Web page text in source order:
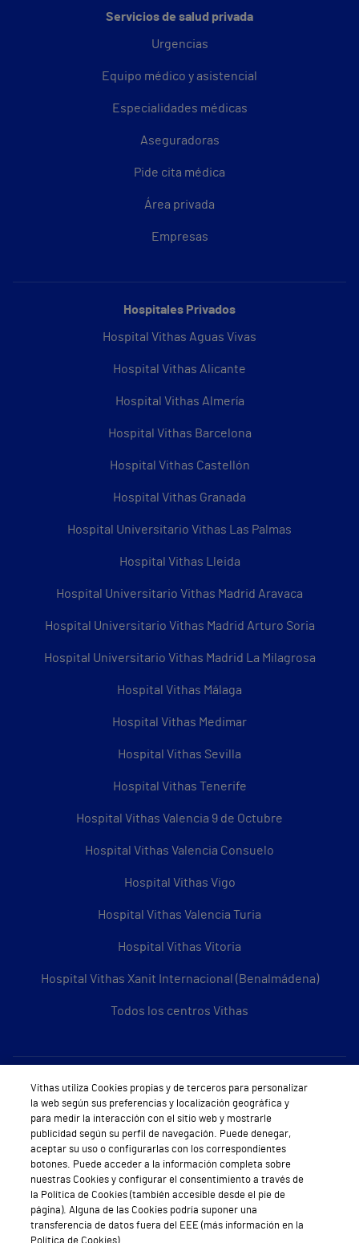
Servicios de salud privada
Urgencias
Equipo médico y asistencial
Especialidades médicas
Aseguradoras
Pide cita médica
Área privada
Empresas
Hospitales Privados
Hospital Vithas Aguas Vivas
Hospital Vithas Alicante
Hospital Vithas Almería
Hospital Vithas Barcelona
Hospital Vithas Castellón
Hospital Vithas Granada
Hospital Universitario Vithas Las Palmas
Hospital Vithas Lleida
Hospital Universitario Vithas Madrid Aravaca
Hospital Universitario Vithas Madrid Arturo Soria
Hospital Universitario Vithas Madrid La Milagrosa
Hospital Vithas Málaga
Hospital Vithas Medimar
Hospital Vithas Sevilla
Hospital Vithas Tenerife
Hospital Vithas Valencia 9 de Octubre
Hospital Vithas Valencia Consuelo
Hospital Vithas Vigo
Hospital Vithas Valencia Turia
Hospital Vithas Vitoria
Hospital Vithas Xanit Internacional (Benalmádena)
Todos los centros Vithas
Sobre Vithas
Quiénes somos
Trabajar en Vithas
Teléfono Cita Médica
Teléfono Atención al Cliente
Política de seguridad y salud en el trabajo
Vithas utiliza Cookies propias y de terceros para personalizar
la web según sus preferencias y localización geográfica y
para medir la interacción con el sitio web y mostrarle
publicidad según su perfil de navegación. Puede denegar,
aceptar su uso o configurarlas con los correspondientes
botones. Puede acceder a la información completa sobre
nuestras Cookies y configurar el consentimiento a través de
la Política de Cookies (también accesible desde el pie de
página). Alguna de las Cookies podría suponer una
transferencia de datos fuera del EEE (más información en la